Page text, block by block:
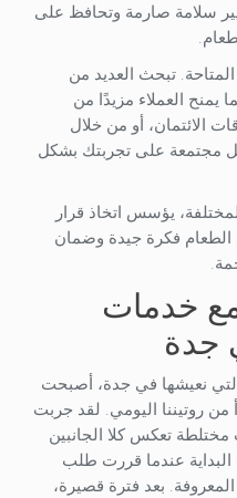
سلامة صارمة وتحافظ على
تبحث العديد من
العملاء مزيدًا من
الائتمان، أو من خلال
مجتمعة على تجربتك بشكل
يؤسس اتخاذ قرار
الطعام فكرة جيدة وضمان
خدمات
جدة
نعيشها في جدة، أصبحت
من روتيننا اليومي. لقد جربت
تعكس كلا الجانبين
البداية عندما قررت طلب
بعد فترة قصيرة،